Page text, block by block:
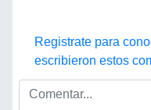
Registrate para
escribieron estos